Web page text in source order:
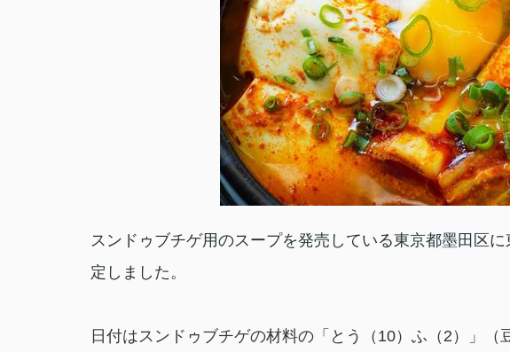
スンドゥブチゲ用のスープを発売している東京都墨田区
定しました。
日付はスンドゥブチゲの材料の「とう（10）ふ（2）」（